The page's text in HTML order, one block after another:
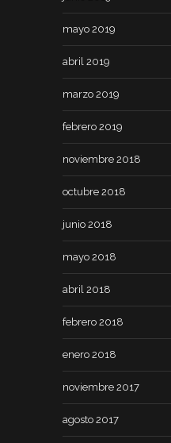
mayo 2019
abril 2019
marzo 2019
febrero 2019
noviembre 2018
octubre 2018
junio 2018
mayo 2018
abril 2018
febrero 2018
enero 2018
noviembre 2017
agosto 2017